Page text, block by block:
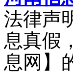
法律声
息真假
息网】